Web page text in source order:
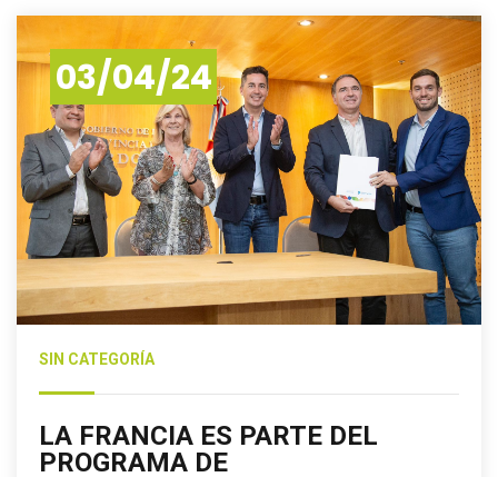
03/04/24
SIN CATEGORÍA
LA FRANCIA ES PARTE DEL
PROGRAMA DE